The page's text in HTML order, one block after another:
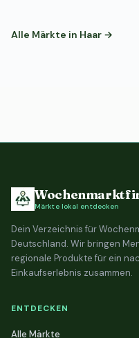
Alle Märkte in Haar →
Märkte lokal entdecken
Dein Verzeichnis für
Deutschland. Wir bringen
regionale Produkte für ein
Einkaufserlebnis zusammen.
ENTDECKEN
Alle Märkte